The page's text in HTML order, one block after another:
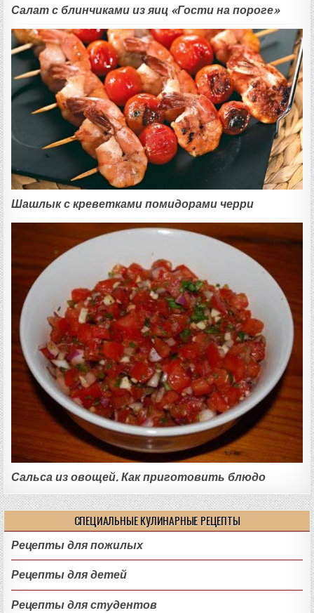
Салат с блинчиками из яиц «Гости на пороге»
Шашлык с креветками помидорами черри
Сальса из овощей. Как приготовить блюдо
СПЕЦИАЛЬНЫЕ КУЛИНАРНЫЕ РЕЦЕПТЫ
Рецепты для пожилых
Рецепты для детей
Рецепты для студентов